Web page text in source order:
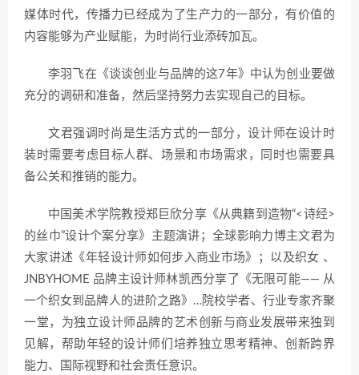
媒体时代，传播力已经成为了生产力的一部分，有价值的
内容能够为产业赋能，为时尚行业添砖加瓦。
李羽飞在《谈谈创业与品牌的这7年》中认为创业要做
充分的调研和准备，然后坚持努力去实现自己的目标。
文君强调时尚是生活方式的一部分，设计师在设计时
装时需要考虑目标人群、场景和市场需求，同时也需要具
备公关和推销的能力。
中国美术学院教授郑巨欣分享《从典籍到造物“<诗经>
的丝巾”设计个案分享》主题演讲；全球影响力博主文君为
大家讲述《年轻设计师如何步入商业市场》；以及织女 、
JNBYHOME 品牌主设计师林凯西分享了《无限可能—— 从
一个织女到品牌人的进阶之路》…院校学者、行业专家齐聚
一堂，为独立设计师品牌的艺术创新与商业发展带来独到
见解，帮助年轻的设计师们培养独立思考精神、创新跨界
能力、国际视野和社会责任意识。